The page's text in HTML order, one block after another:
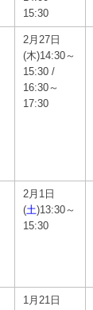
15:30
2月27日
(木)14:30～
15:30 /
16:30～
17:30
2月1日
(土)13:30～
15:30
1月21日